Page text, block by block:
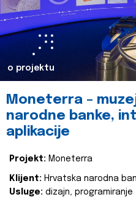
o projektu
Moneterra –
narodne banke,
aplikacije
Projekt: Moneterra
Klijent: Hrvatska narodna
Usluge: dizajn, programiranje